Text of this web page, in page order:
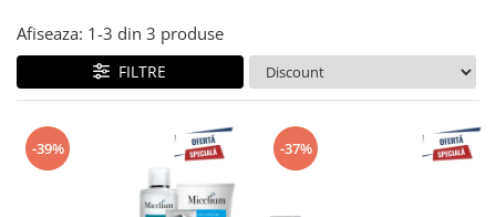
Afiseaza: 1-3 din 3 produse
FILTRE
-39% -37%